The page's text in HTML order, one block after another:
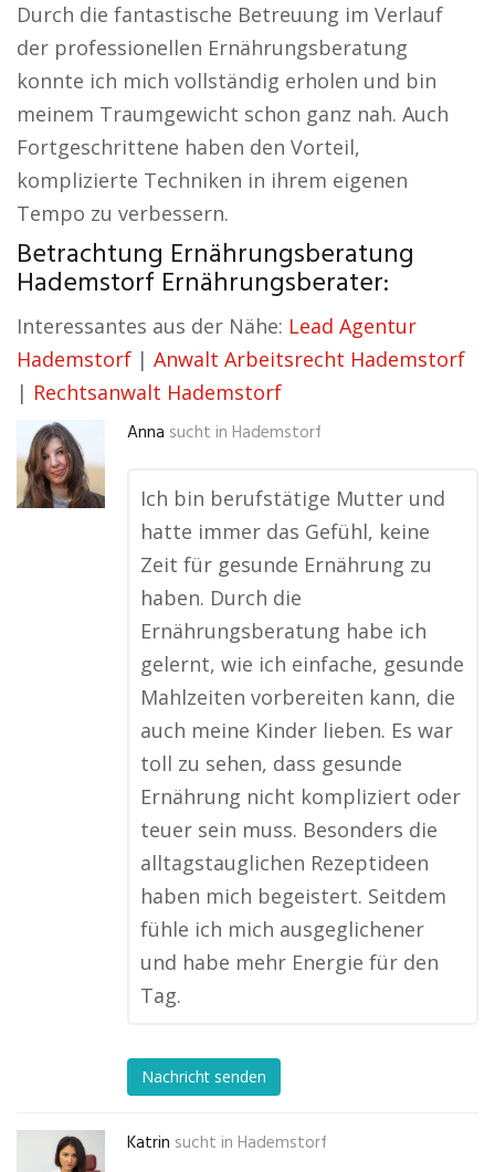
Durch die fantastische Betreuung im Verlauf
der professionellen Ernährungsberatung
konnte ich mich vollständig erholen und bin
meinem Traumgewicht schon ganz nah. Auch
Fortgeschrittene haben den Vorteil,
komplizierte Techniken in ihrem eigenen
Tempo zu verbessern.
Betrachtung Ernährungsberatung
Hademstorf Ernährungsberater:
Interessantes aus der Nähe: Lead Agentur
Hademstorf | Anwalt Arbeitsrecht Hademstorf
| Rechtsanwalt Hademstorf
Anna sucht in Hademstorf
Ich bin berufstätige Mutter und
hatte immer das Gefühl, keine
Zeit für gesunde Ernährung zu
haben. Durch die
Ernährungsberatung habe ich
gelernt, wie ich einfache, gesunde
Mahlzeiten vorbereiten kann, die
auch meine Kinder lieben. Es war
toll zu sehen, dass gesunde
Ernährung nicht kompliziert oder
teuer sein muss. Besonders die
alltagstauglichen Rezeptideen
haben mich begeistert. Seitdem
fühle ich mich ausgeglichener
und habe mehr Energie für den
Tag.
Nachricht senden
Katrin sucht in Hademstorf